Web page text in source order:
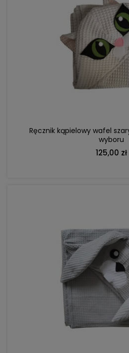
Ręcznik kąpielowy wafel
wyboru
125,00 zł
DO KOSZYKA
DO KOSZYKA